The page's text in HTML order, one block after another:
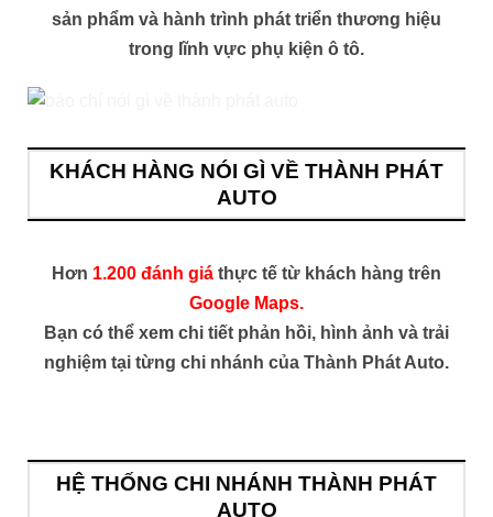
sản phẩm và hành trình phát triển thương hiệu
trong lĩnh vực phụ kiện ô tô.
KHÁCH HÀNG NÓI GÌ VỀ THÀNH PHÁT
AUTO
Hơn 1.200 đánh giá thực tế từ khách hàng trên
Google Maps.
Bạn có thể xem chi tiết phản hồi, hình ảnh và trải
nghiệm tại từng chi nhánh của Thành Phát Auto.
HỆ THỐNG CHI NHÁNH THÀNH PHÁT
AUTO